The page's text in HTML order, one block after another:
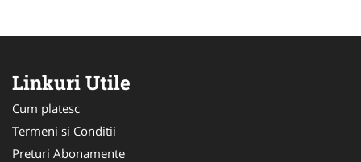
Linkuri Utile
Cum platesc
Termeni si Conditii
Preturi Abonamente